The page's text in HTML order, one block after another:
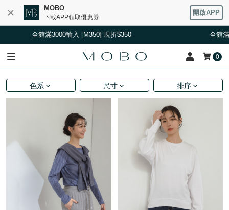
MOBO
下載APP領取優惠券
開啟APP
全館滿3000輸入 [M350] 現折$350 全館滿3000輸
0
色系 尺寸 排序